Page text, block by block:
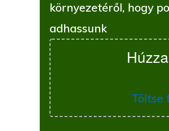
környezetéről, hogy
adhassunk
Töltse